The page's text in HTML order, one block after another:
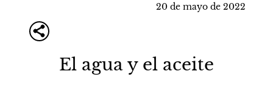
20 de mayo de 2022
El agua y el aceite